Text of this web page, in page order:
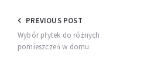
Nawigacja
wpisu
PREVIOUS POST
Wybór płytek do różnych
pomieszczeń w domu